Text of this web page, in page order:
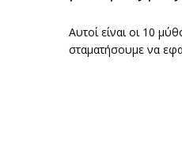
Αυτοί είναι οι 10
σταματήσουμε να